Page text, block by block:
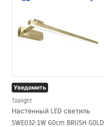
Уведомить
Toolight
Настенный LED светиль
SWE032-1W 60cm BRUSH GOLD